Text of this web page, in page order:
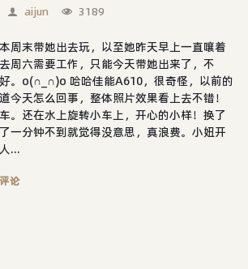
aijun 3189
周末带她出去玩，以至她昨天早上一直嚷着
周六需要工作，只能今天带她出来了，不
。o(∩_∩)o 哈哈佳能A610，很奇怪，以前的
今天怎么回事，整体照片效果看上去不错！
。还在水上旋转小车上，开心的小样！换了
一分钟不到就觉得没意思，真浪费。小妞开
...
论